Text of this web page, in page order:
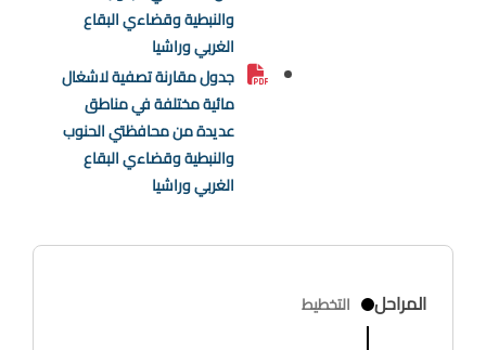
والنبطية وقضاءي البقاع
الغربي وراشيا
جدول مقارنة تصفية لاشغال
مائية مختلفة في مناطق
عديدة من محافظتي الحنوب
والنبطية وقضاءي البقاع
الغربي وراشيا
المراحل التخطيط